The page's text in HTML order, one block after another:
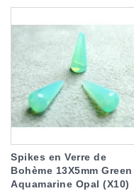
Spikes en Verre de
Bohème 13X5mm Green
Aquamarine Opal (X10)